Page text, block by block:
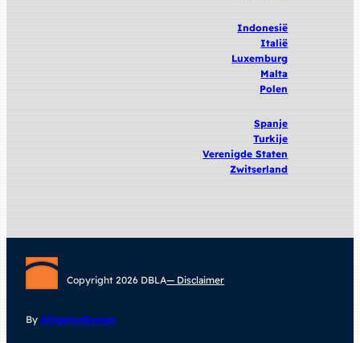
Indonesië
Italië
Luxemburg
Malta
Polen
Spanje
Turkije
Verenigde Staten
Zwitserland
Copyright 2026 DBLA— Disclaimer
By AlligatorDesign